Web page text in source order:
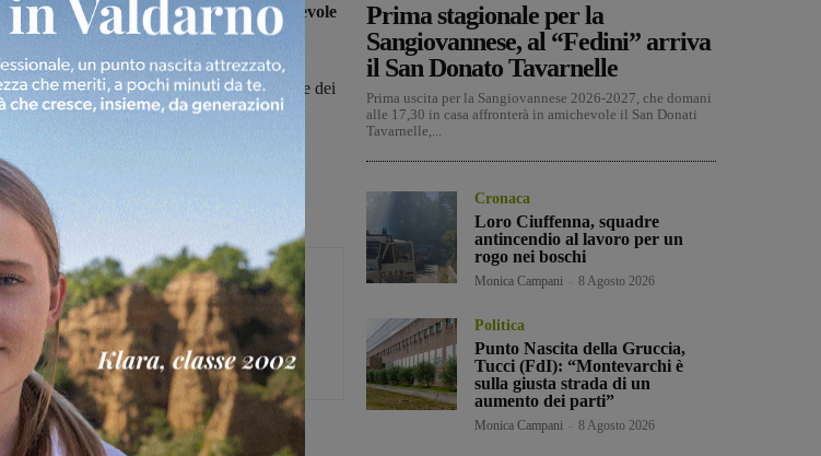
debuttare già domani nellagara amichevole
del Fiesole (squadra di Promozione).
fare una valutazione sull’impiego migliore dei
della ripresa del campionato domenica 7
riceverà iil Ghiviborgo.
Michele Bossini
Prima stagionale per la
Sangiovannese, al “Fedini” arriva
il San Donato Tavarnelle
Prima uscita per la Sangiovannese 2026-2027, che domani
alle 17,30 in casa affronterà in amichevole il San Donati
Tavarnelle,...
Cronaca
Loro Ciuffenna, squadre
antincendio al lavoro per un
rogo nei boschi
Monica Campani 8 Agosto 2026
Politica
Punto Nascita della Gruccia,
Tucci (FdI): “Montevarchi è
sulla giusta strada di un
aumento dei parti”
Monica Campani 8 Agosto 2026